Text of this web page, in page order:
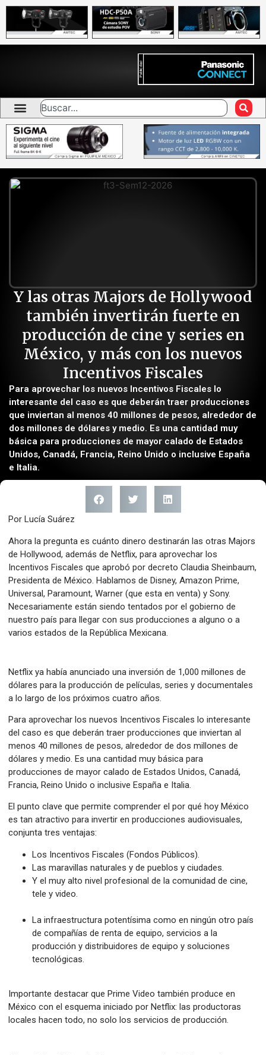
Y las otras Majors de Hollywood
también invertirán fuerte en
producción de cine y series en
México, y más con los nuevos
Incentivos Fiscales
Para aprovechar los nuevos Incentivos Fiscales lo
interesante del caso es que deberán traer producciones
que inviertan al menos 40 millones de pesos, alrededor de
dos millones de dólares y medio. Es una cantidad muy
básica para producciones de mayor calado de Estados
Unidos, Canadá, Francia, Reino Unido o inclusive España
e Italia.
Por Lucía Suárez
Ahora la pregunta es cuánto dinero destinarán las otras Majors
de Hollywood, además de Netflix, para aprovechar los
Incentivos Fiscales que aprobó por decreto Claudia Sheinbaum,
Presidenta de México. Hablamos de Disney, Amazon Prime,
Universal, Paramount, Warner (que esta en venta) y Sony.
Necesariamente están siendo tentados por el gobierno de
nuestro país para llegar con sus producciones a alguno o a
varios estados de la República Mexicana.
Netflix ya había anunciado una inversión de 1,000 millones de
dólares para la producción de películas, series y documentales
a lo largo de los próximos cuatro años.
Para aprovechar los nuevos Incentivos Fiscales lo interesante
del caso es que deberán traer producciones que inviertan al
menos 40 millones de pesos, alrededor de dos millones de
dólares y medio. Es una cantidad muy básica para
producciones de mayor calado de Estados Unidos, Canadá,
Francia, Reino Unido o inclusive España e Italia.
El punto clave que permite comprender el por qué hoy México
es tan atractivo para invertir en producciones audiovisuales,
conjunta tres ventajas:
Los Incentivos Fiscales (Fondos Públicos).
Las maravillas naturales y de pueblos y ciudades.
Y el muy alto nivel profesional de la comunidad de cine,
tele y video.
La infraestructura potentísima como en ningún otro país
de compañías de renta de equipo, servicios a la
producción y distribuidores de equipo y soluciones
tecnológicas.
Importante destacar que Prime Video también produce en
México con el esquema iniciado por Netflix: las productoras
locales hacen todo, no solo los servicios de producción.